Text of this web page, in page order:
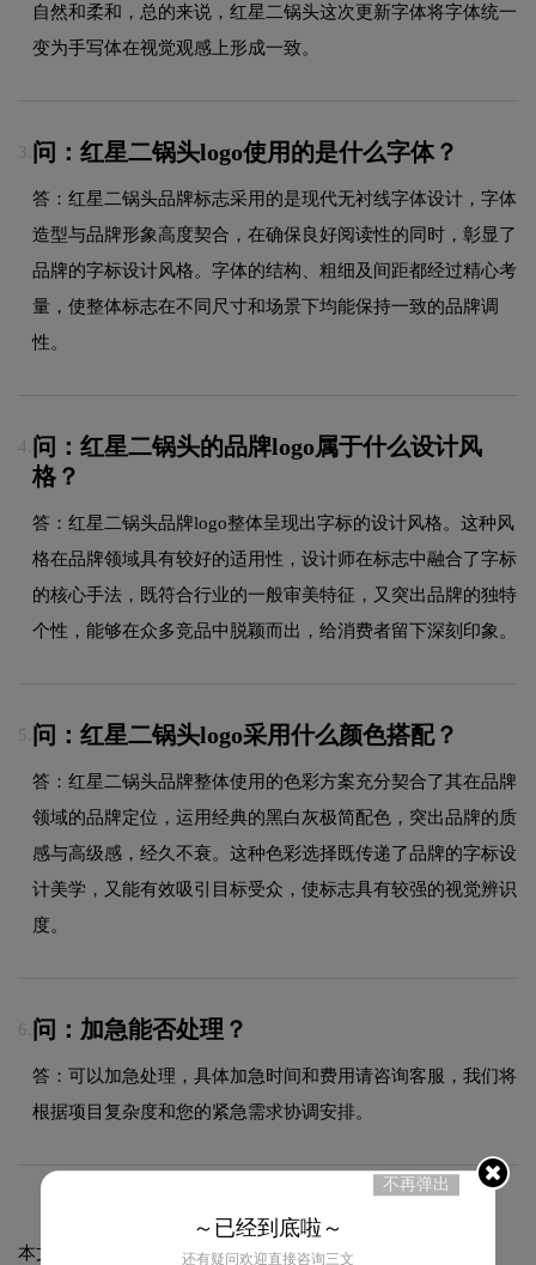
自然和柔和，总的来说，红星二锅头这次更新字体将字体统一
变为手写体在视觉观感上形成一致。
3. 问：红星二锅头logo使用的是什么字体？
答：红星二锅头品牌标志采用的是现代无衬线字体设计，字体
造型与品牌形象高度契合，在确保良好阅读性的同时，彰显了
品牌的字标设计风格。字体的结构、粗细及间距都经过精心考
量，使整体标志在不同尺寸和场景下均能保持一致的品牌调
性。
4. 问：红星二锅头的品牌logo属于什么设计风
格？
答：红星二锅头品牌logo整体呈现出字标的设计风格。这种风
格在品牌领域具有较好的适用性，设计师在标志中融合了字标
的核心手法，既符合行业的一般审美特征，又突出品牌的独特
个性，能够在众多竞品中脱颖而出，给消费者留下深刻印象。
5. 问：红星二锅头logo采用什么颜色搭配？
答：红星二锅头品牌整体使用的色彩方案充分契合了其在品牌
领域的品牌定位，运用经典的黑白灰极简配色，突出品牌的质
感与高级感，经久不衰。这种色彩选择既传递了品牌的字标设
计美学，又能有效吸引目标受众，使标志具有较强的视觉辨识
度。
6. 问：加急能否处理？
答：可以加急处理，具体加急时间和费用请咨询客服，我们将
根据项目复杂度和您的紧急需求协调安排。
本文标题和链接 红星二锅头标志logo图片:
不再弹出
～已经到底啦～
还有疑问欢迎直接咨询三文